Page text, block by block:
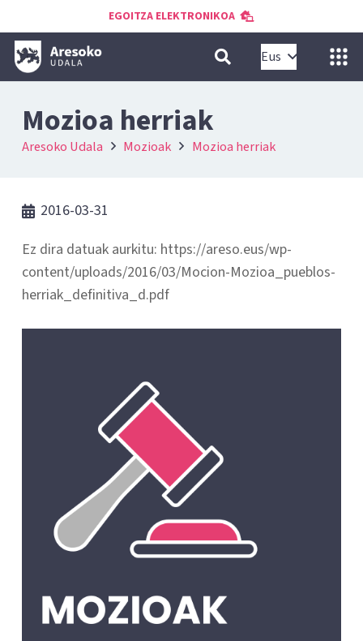
EGOITZA ELEKTRONIKOA
Eus
Mozioa herriak
Aresoko Udala Mozioak Mozioa herriak
2016-03-31
Ez dira datuak aurkitu: https://areso.eus/wp-
content/uploads/2016/03/Mocion-Mozioa_pueblos-
herriak_definitiva_d.pdf